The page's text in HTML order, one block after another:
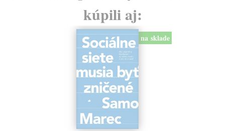
kúpili aj:
na sklade